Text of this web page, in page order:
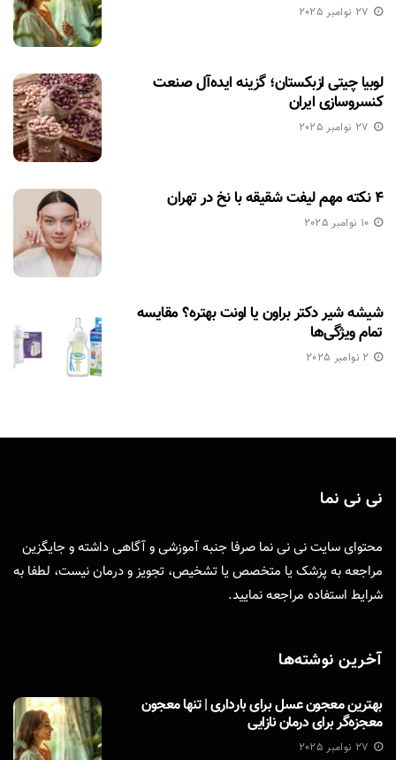
27 نوامبر 2025
لوبیا چیتی ازبکستان؛ گزینه ایده‌آل صنعت
کنسروسازی ایران
27 نوامبر 2025
۴ نکته مهم لیفت شقیقه با نخ در تهران
10 نوامبر 2025
شیشه شیر دکتر براون یا اونت بهتره؟ مقایسه
تمام ویژگی‌ها
2 نوامبر 2025
نی نی نما
محتوای سایت نی نی نما صرفا جنبه آموزشی و آگاهی داشته و جایگزین
مراجعه به پزشک یا متخصص یا تشخیص، تجویز و درمان نیست، لطفا به
شرایط استفاده مراجعه نمایید.
آخرین نوشته‌ها
بهترین معجون عسل برای بارداری | تنها معجون
معجزه‌گر برای درمان نازایی
27 نوامبر 2025